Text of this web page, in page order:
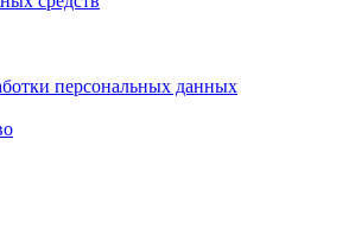
персональных данных